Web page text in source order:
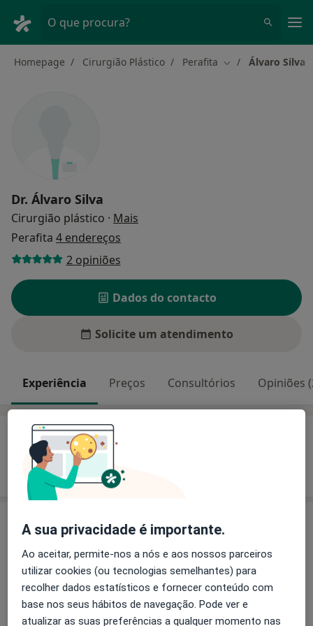
O que procura?
Homepage Cirurgião Plástico Perafita Mudar de cidade
Álvaro Silva
Dr. Álvaro Silva
Cirurgião plástico · Mais
Perafita 4 endereços
2 opiniões
Dados do contacto
Solicite um atendimento
Experiência Preços Consultórios Opiniões
Experiência
Mostrar mais detalhes
Preços
Sem informação sobre serviços e preços
Este especialista ainda não adicionou nenhuma
informação sobre serviços
A sua privacidade é importante.
Ao aceitar, permite-nos a nós e aos nossos parceiros
utilizar cookies (ou tecnologias semelhantes) para
recolher dados estatísticos e fornecer conteúdo com
base nos seus hábitos de navegação. Pode ver e
atualizar as suas preferências a qualquer momento nas